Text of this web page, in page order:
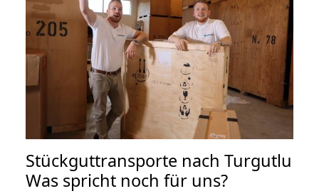
Stückguttransporte nach Turgutlu
Was spricht noch für uns?